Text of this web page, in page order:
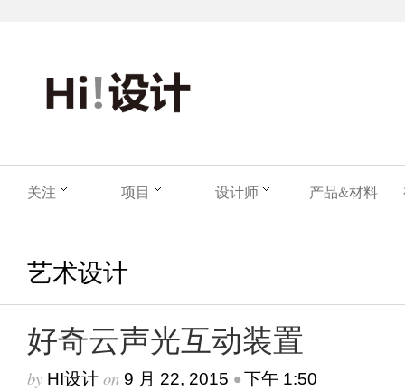
关注 项目 设计师 产品&材料
艺术设计
好奇云声光互动装置
by HI设计 on 9 月 22, 2015 •下午 1:50